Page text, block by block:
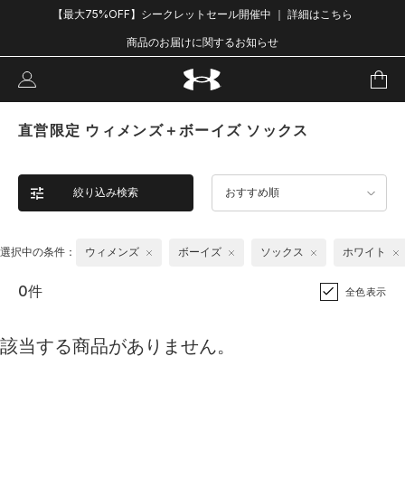
【最大75%OFF】シークレットセール開催中 ｜ 詳細はこちら
商品のお届けに関するお知らせ
直営限定 ウィメンズ＋ボーイズ ソックス
絞り込み検索 おすすめ順
選択中の条件： ウィメンズ ボーイズ ソックス ホワイト
0件 全色表示
該当する商品がありません。